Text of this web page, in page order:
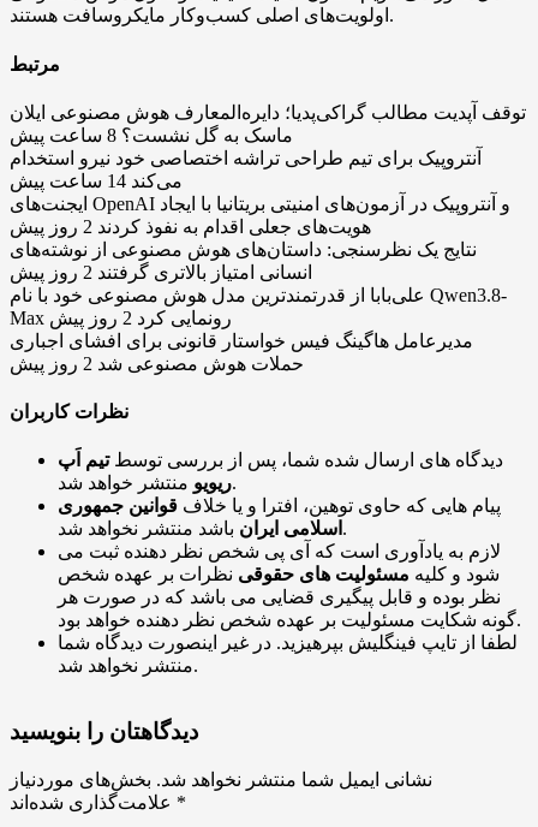
اولویت‌های اصلی کسب‌وکار مایکروسافت هستند.
مرتبط
توقف آپدیت مطالب گراکی‌پدیا؛ دایره‌المعارف هوش مصنوعی ایلان
ماسک به گل نشست؟ 8 ساعت پیش
آنتروپیک برای تیم طراحی تراشه اختصاصی خود نیرو استخدام
می‌کند 14 ساعت پیش
ایجنت‌های OpenAI و آنتروپیک در آزمون‌های امنیتی بریتانیا با ایجاد
هویت‌های جعلی اقدام به نفوذ کردند 2 روز پیش
نتایج یک نظرسنجی: داستان‌های هوش مصنوعی از نوشته‌های
انسانی امتیاز بالاتری گرفتند 2 روز پیش
علی‌بابا از قدرتمندترین مدل هوش مصنوعی خود با نام Qwen3.8-
Max رونمایی کرد 2 روز پیش
مدیرعامل هاگینگ فیس خواستار قانونی برای افشای اجباری
حملات هوش مصنوعی شد 2 روز پیش
نظرات کاربران
دیدگاه های ارسال شده شما، پس از بررسی توسطتیم اَپ
ریویومنتشر خواهد شد.
پیام هایی که حاوی توهین، افترا و یا خلاف قوانین جمهوری
اسلامی ایران باشد منتشر نخواهد شد.
لازم به یادآوری است که آی پی شخص نظر دهنده ثبت می
شود و کلیه مسئولیت های حقوقی نظرات بر عهده شخص
نظر بوده و قابل پیگیری قضایی می باشد که در صورت هر
گونه شکایت مسئولیت بر عهده شخص نظر دهنده خواهد بود.
لطفا از تایپ فینگلیش بپرهیزید. در غیر اینصورت دیدگاه شما
منتشر نخواهد شد.
دیدگاهتان را بنویسید
نشانی ایمیل شما منتشر نخواهد شد. بخش‌های موردنیاز
*